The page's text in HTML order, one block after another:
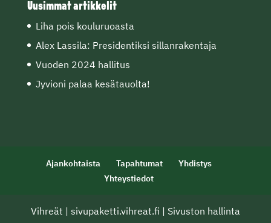
Uusimmat artikkelit
Liha pois kouluruoasta
Alex Lassila: Presidentiksi sillanrakentaja
Vuoden 2024 hallitus
Jyvioni palaa kesätauolta!
Ajankohtaista Tapahtumat
Yhdistys
Yhteystiedot
Vihreät | sivupaketti.vihreat.fi | Sivuston hallinta